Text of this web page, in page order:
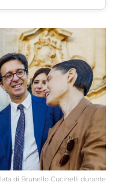
di Brunello Cucinelli durante